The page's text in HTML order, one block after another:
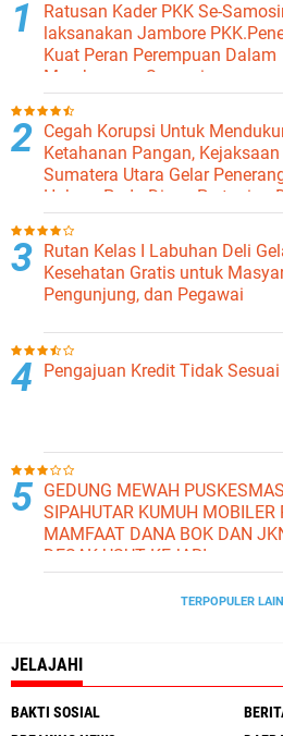
Ratusan Kader PKK Se-
laksanakan Jambore
Kuat Peran Perempuan Dalam
Membangun Samosir.
Cegah Korupsi Untuk
Ketahanan Pangan,
Sumatera Utara Gelar
Hukum Pada Dinas Pertanian
Ketahanan Pangan
Rutan Kelas I Labuhan Deli
Kesehatan Gratis untuk
Pengunjung, dan Pegawai
Pengajuan Kredit Tidak
GEDUNG MEWAH PUSKESMAS
SIPAHUTAR KUMUH MOBILER
MAMFAAT DANA BOK DAN
DESAK USUT KEJARI
TERPOPULER
JELAJAHI
BAKTI SOSIAL